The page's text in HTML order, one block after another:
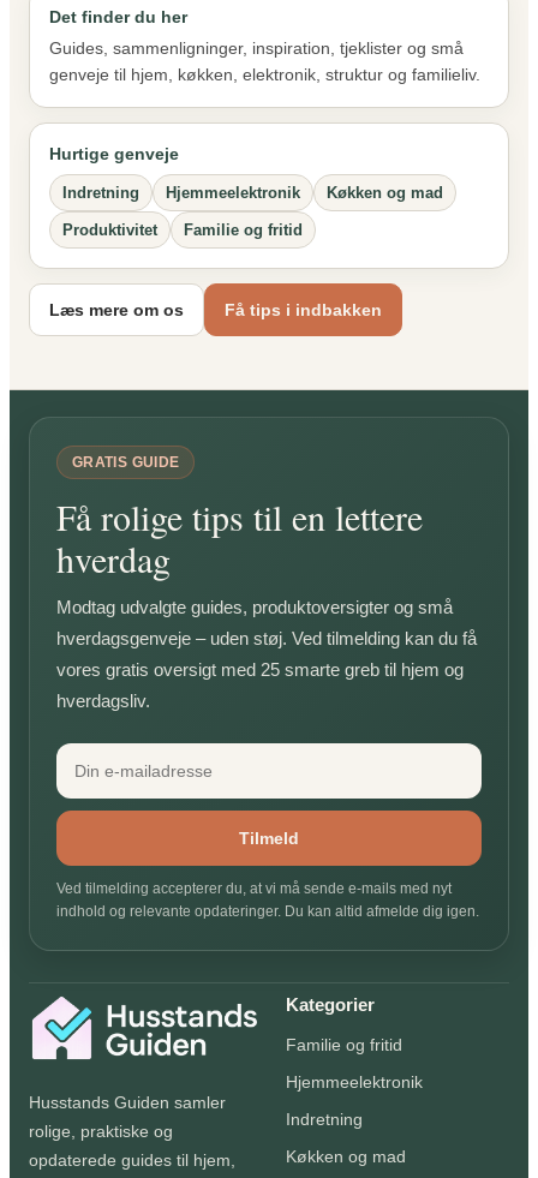
Det finder du her
Guides, sammenligninger, inspiration, tjeklister og små
genveje til hjem, køkken, elektronik, struktur og familieliv.
Hurtige genveje
Indretning Hjemmeelektronik Køkken og mad
Produktivitet Familie og fritid
Læs mere om os Få tips i indbakken
GRATIS GUIDE
Få rolige tips til en lettere
hverdag
Modtag udvalgte guides, produktoversigter og små
hverdagsgenveje – uden støj. Ved tilmelding kan du få
vores gratis oversigt med 25 smarte greb til hjem og
hverdagsliv.
Tilmeld
Ved tilmelding accepterer du, at vi må sende e-mails med nyt
indhold og relevante opdateringer. Du kan altid afmelde dig igen.
Husstands Guiden samler
rolige, praktiske og
opdaterede guides til hjem,
Kategorier
Familie og fritid
Hjemmeelektronik
Indretning
Køkken og mad